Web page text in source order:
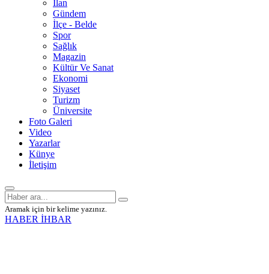
İlan
Gündem
İlçe - Belde
Spor
Sağlık
Magazin
Kültür Ve Sanat
Ekonomi
Siyaset
Turizm
Üniversite
Foto Galeri
Video
Yazarlar
Künye
İletişim
Aramak için bir kelime yazınız.
HABER İHBAR